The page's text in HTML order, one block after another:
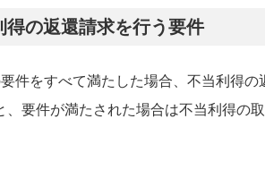
得の返還請求を行う要件
件をすべて満たした場合、不当利得
、要件が満たされた場合は不当利得の